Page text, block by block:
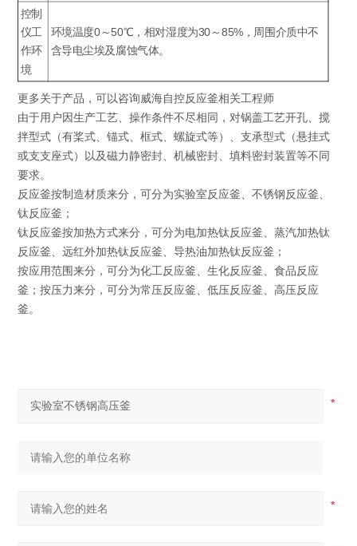
控制
仪工
作环
境
环境温度0～50℃，相对湿度为30～85%，周围介质中不
含导电尘埃及腐蚀气体。
更多关于产品，可以咨询威海自控反应釜相关工程师
由于用户因生产工艺、操作条件不尽相同，对锅盖工艺开孔、搅
拌型式（有桨式、锚式、框式、螺旋式等）、支承型式（悬挂式
或支支座式）以及磁力静密封、机械密封、填料密封装置等不同
要求。
反应釜按制造材质来分，可分为实验室反应釜、不锈钢反应釜、
钛反应釜；
钛反应釜按加热方式来分，可分为电加热钛反应釜、蒸汽加热钛
反应釜、远红外加热钛反应釜、导热油加热钛反应釜；
按应用范围来分，可分为化工反应釜、生化反应釜、食品反应
釜；按压力来分，可分为常压反应釜、低压反应釜、高压反应
釜。